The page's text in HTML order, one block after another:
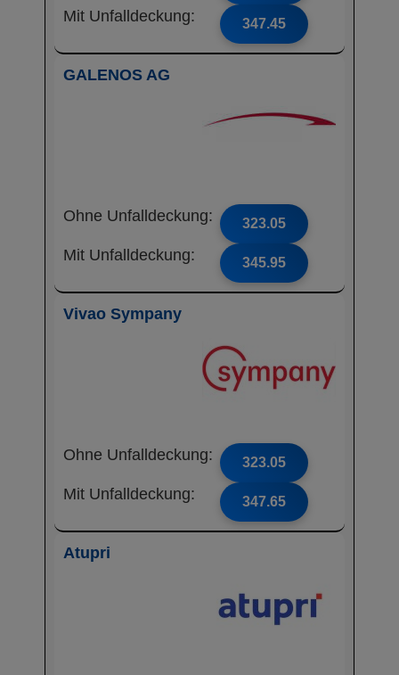
Mit Unfalldeckung: 347.45
GALENOS AG
Ohne Unfalldeckung: 323.05
Mit Unfalldeckung: 345.95
Vivao Sympany
Ohne Unfalldeckung: 323.05
Mit Unfalldeckung: 347.65
Atupri